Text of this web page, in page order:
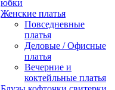
юбки
Женские платья
Повседневные
платья
Деловые / Офисные
платья
Вечерние и
коктейльные платья